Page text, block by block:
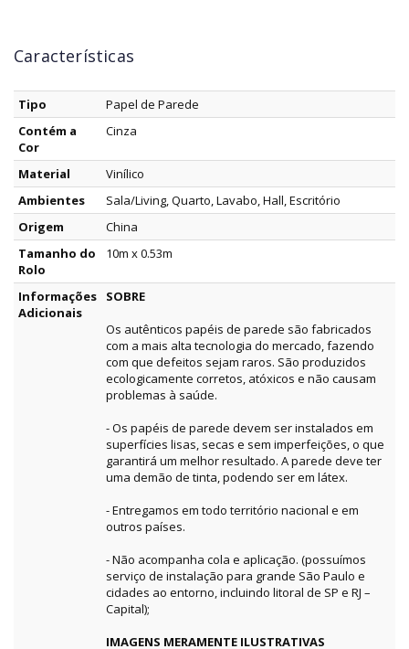
Características
Tipo
Papel de Parede
Contém a
Cor
Cinza
Material
Vinílico
Ambientes
Sala/Living, Quarto, Lavabo, Hall, Escritório
Origem
China
Tamanho do
Rolo
10m x 0.53m
Informações
Adicionais
SOBRE
Os autênticos papéis de parede são fabricados
com a mais alta tecnologia do mercado, fazendo
com que defeitos sejam raros. São produzidos
ecologicamente corretos, atóxicos e não causam
problemas à saúde.
- Os papéis de parede devem ser instalados em
superfícies lisas, secas e sem imperfeições, o que
garantirá um melhor resultado. A parede deve ter
uma demão de tinta, podendo ser em látex.
- Entregamos em todo território nacional e em
outros países.
- Não acompanha cola e aplicação. (possuímos
serviço de instalação para grande São Paulo e
cidades ao entorno, incluindo litoral de SP e RJ –
Capital);
IMAGENS MERAMENTE ILUSTRATIVAS